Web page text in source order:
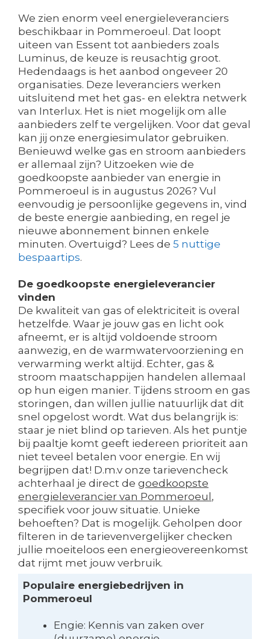
We zien enorm veel energieleveranciers
beschikbaar in Pommeroeul. Dat loopt
uiteen van Essent tot aanbieders zoals
Luminus, de keuze is reusachtig groot.
Hedendaags is het aanbod ongeveer 20
organisaties. Deze leveranciers werken
uitsluitend met het gas- en elektra netwerk
van Interlux. Het is niet mogelijk om alle
aanbieders zelf te vergelijken. Voor dat geval
kan jij onze energiesimulator gebruiken.
Benieuwd welke gas en stroom aanbieders
er allemaal zijn? Uitzoeken wie de
goedkoopste aanbieder van energie in
Pommeroeul is in augustus 2026? Vul
eenvoudig je persoonlijke gegevens in, vind
de beste energie aanbieding, en regel je
nieuwe abonnement binnen enkele
minuten. Overtuigd? Lees de 5 nuttige
bespaartips.
De goedkoopste energieleverancier
vinden
De kwaliteit van gas of elektriciteit is overal
hetzelfde. Waar je jouw gas en licht ook
afneemt, er is altijd voldoende stroom
aanwezig, en de warmwatervoorziening en
verwarming werkt altijd. Echter, gas &
stroom maatschappijen handelen allemaal
op hun eigen manier. Tijdens stroom en gas
storingen, dan willen jullie natuurlijk dat dit
snel opgelost wordt. Wat dus belangrijk is:
staar je niet blind op tarieven. Als het puntje
bij paaltje komt geeft iedereen prioriteit aan
niet teveel betalen voor energie. En wij
begrijpen dat! D.m.v onze tarievencheck
achterhaal je direct de goedkoopste
energieleverancier van Pommeroeul,
specifiek voor jouw situatie. Unieke
behoeften? Dat is mogelijk. Geholpen door
filteren in de tarievenvergelijker checken
jullie moeiteloos een energieovereenkomst
dat rijmt met jouw verbruik.
Populaire energiebedrijven in
Pommeroeul
Engie: Kennis van zaken over